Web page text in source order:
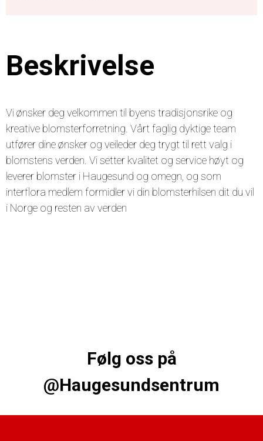
Beskrivelse
Vi ønsker deg velkommen til byens tradisjonsrike og
kreative blomsterforretning. Vårt faglig dyktige team
utfører dine ønsker og veileder deg trygt til rett valg i
blomstens verden. Vi setter kvalitet og service høyt og
leverer blomster i Haugesund og omegn, og som
interflora medlem formidler vi din blomsterhilsen dit du vil
i Norge og resten av verden
Følg oss på
@Haugesundsentrum